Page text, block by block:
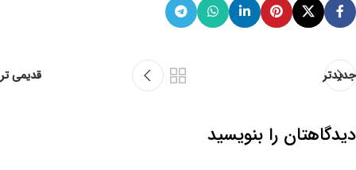
جدیدتر قدیمی تر
دیدگاهتان را بنویسید